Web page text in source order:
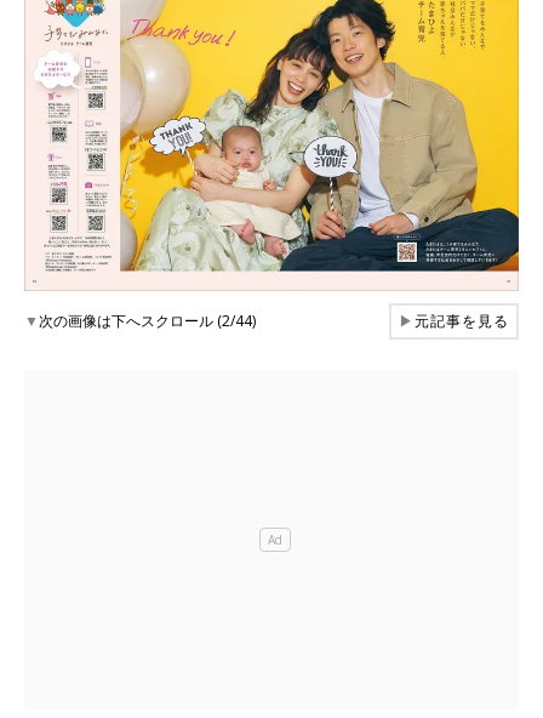
▼次の画像は下へスクロール (2/44) ▶元記事を見る